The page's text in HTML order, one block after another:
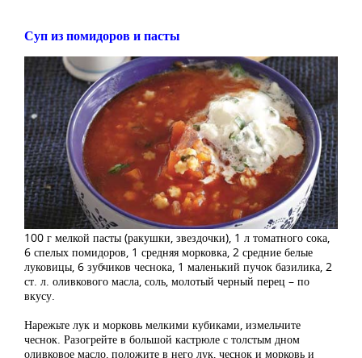
Суп из помидоров и пасты
100 г мелкой пасты (ракушки, звездочки), 1 л томатного сока,
6 спелых помидоров, 1 средняя морковка, 2 средние белые
луковицы, 6 зубчиков чеснока, 1 маленький пучок базилика, 2
ст. л. оливкового масла, соль, молотый черный перец – по
вкусу.
Нарежьте лук и морковь мелкими кубиками, измельчите
чеснок. Разогрейте в большой кастрюле с толстым дном
оливковое масло, положите в него лук, чеснок и морковь и